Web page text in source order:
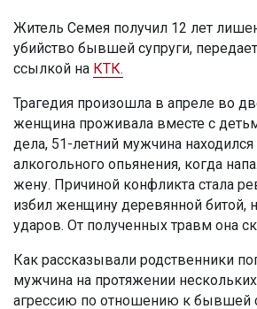
Житель Семея получил 12 лет
убийство бывшей супруги, передает
ссылкой на КТК.
Трагедия произошла в апреле во
женщина проживала вместе с
дела, 51-летний мужчина находился
алкогольного опьянения, когда
жену. Причиной конфликта стала
избил женщину деревянной битой,
ударов. От полученных травм она
Как рассказывали родственники
мужчина на протяжении
агрессию по отношению к бывшей